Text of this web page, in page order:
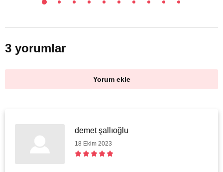
3 yorumlar
Yorum ekle
demet şallıoğlu
18 Ekim 2023